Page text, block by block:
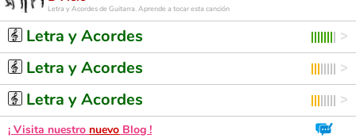
Letra y Acordes de Guitarra. Aprende a tocar esta canción
Letra y Acordes
Letra y Acordes
Letra y Acordes
¡ Visita nuestro nuevo Blog !